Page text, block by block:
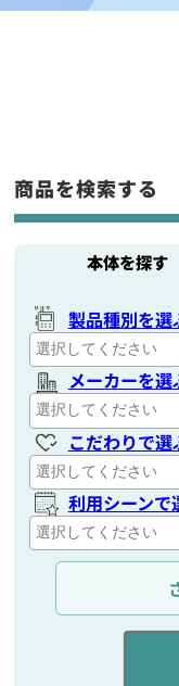
商品を検索する
本体を探す
製品種別を選
メーカーを選
こだわりで選
利用シーンで
通信距離を選
出力を選ぶ